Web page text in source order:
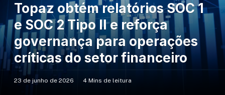
Topaz obtém relatórios SOC 1
e SOC 2 Tipo II e reforça
governança para operações
críticas do setor financeiro
23 de junho de 2026 4 Mins de leitura